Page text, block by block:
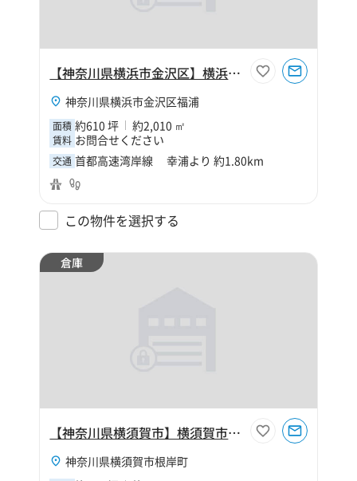
【神奈川県横浜市金沢区】横浜市金沢区福浦2丁目610坪工場
神奈川県横浜市金沢区福浦
面積 約610 坪 約2,010 ㎡
賃料 お問合せください
交通 首都高速湾岸線 幸浦より 約1.80km
この物件を選択する
倉庫
【神奈川県横須賀市】横須賀市根岸町4丁目150坪倉庫
神奈川県横須賀市根岸町